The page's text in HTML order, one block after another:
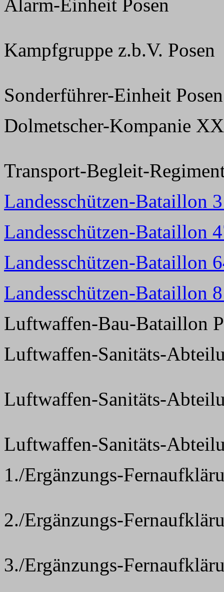
Alarm-Einheit Posen
Kampfgruppe z.b.V. Posen
Sonderführer-Einheit Posen
Dolmetscher-Kompanie
Transport-Begleit-
Landesschützen-Bataillon
Landesschützen-Bataillon
Landesschützen-Bataillon
Landesschützen-Bataillon
Luftwaffen-Bau-Bataillon
Luftwaffen-Sanitäts-
Luftwaffen-Sanitäts-
Luftwaffen-Sanitäts-
1./Ergänzungs-
2./Ergänzungs-
3./Ergänzungs-